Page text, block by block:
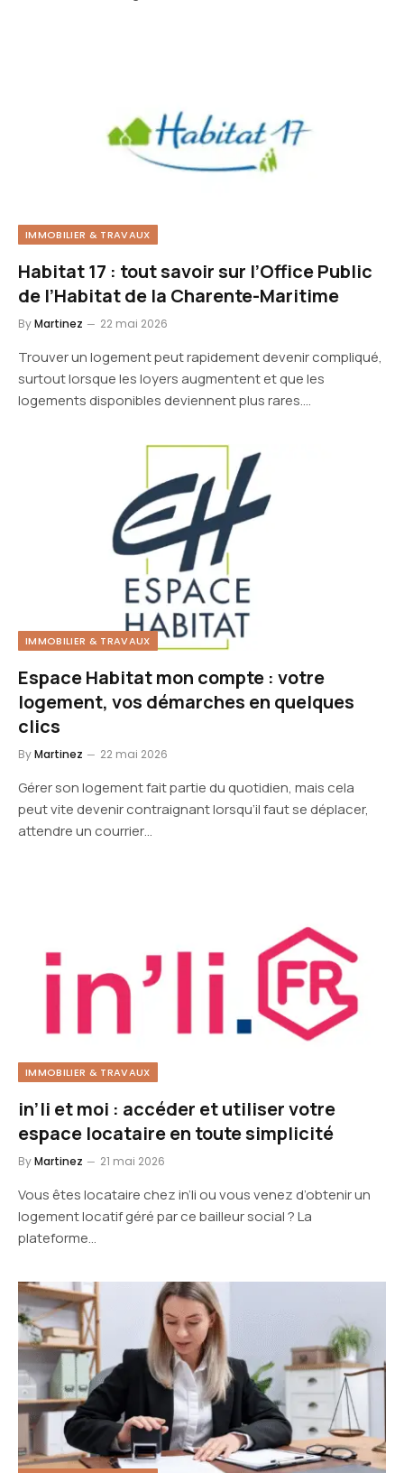
IMMOBILIER & TRAVAUX
Habitat 17 : tout savoir sur l’Office Public
de l’Habitat de la Charente-Maritime
ByMartinez 22 mai 2026
Trouver un logement peut rapidement devenir compliqué,
surtout lorsque les loyers augmentent et que les
logements disponibles deviennent plus rares.…
IMMOBILIER & TRAVAUX
Espace Habitat mon compte : votre
logement, vos démarches en quelques
clics
ByMartinez 22 mai 2026
Gérer son logement fait partie du quotidien, mais cela
peut vite devenir contraignant lorsqu’il faut se déplacer,
attendre un courrier…
IMMOBILIER & TRAVAUX
in’li et moi : accéder et utiliser votre
espace locataire en toute simplicité
ByMartinez 21 mai 2026
Vous êtes locataire chez in’li ou vous venez d’obtenir un
logement locatif géré par ce bailleur social ? La
plateforme…